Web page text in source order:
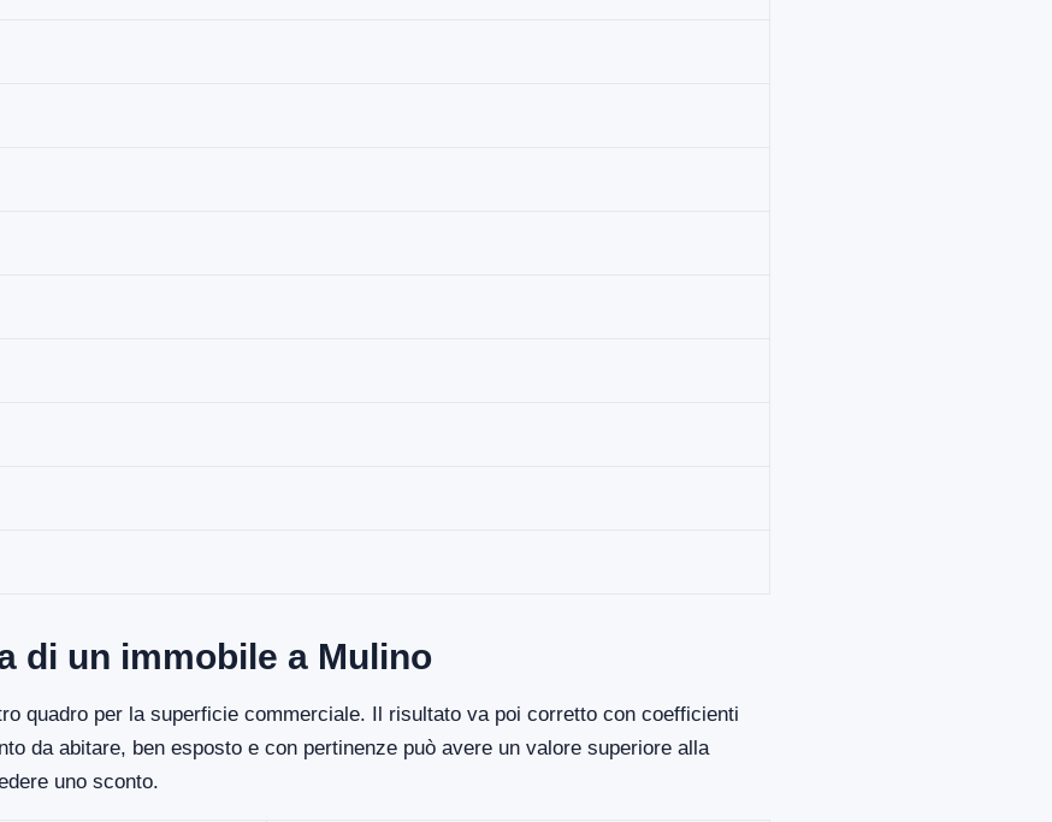
di un immobile a Mulino
quadro per la superficie commerciale. Il risultato va poi corretto con coefficienti
da abitare, ben esposto e con pertinenze può avere un valore superiore alla
uno sconto.